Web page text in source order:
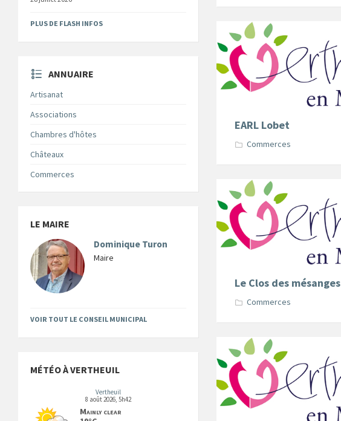
EARL Lobet
Commerces
Le Clos des mésanges
Commerces
PLUS DE FLASH INFOS
ANNUAIRE
Artisanat
Associations
Chambres d'hôtes
Châteaux
Commerces
LE MAIRE
Dominique Turon
Maire
VOIR TOUT LE CONSEIL MUNICIPAL
MÉTÉO À VERTHEUIL
Vertheuil
8 août 2026, 5h42
Mainly clear